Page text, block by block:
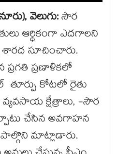
వెలుగు:సౌర
ఆర్థికంగా ఎదగాలని
శారద సూచించారు.
ప్రగతి ప్రణాళికలో
కోటలో రైతు
క్షేత్రాలు, -సౌర
చేసిన అవగాహన
పాల్గొని మాట్లాడారు.